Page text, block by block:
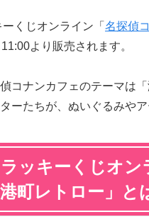
くじオンライン「 名探偵
より販売されます。
コナンカフェのテーマは
ーたちが、ぬいぐるみや
ッキーくじオン
町レトロー」と